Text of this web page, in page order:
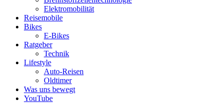
Elektromobilität
Reisemobile
Bikes
E-Bikes
Ratgeber
Technik
Lifestyle
Auto-Reisen
Oldtimer
Was uns bewegt
YouTube